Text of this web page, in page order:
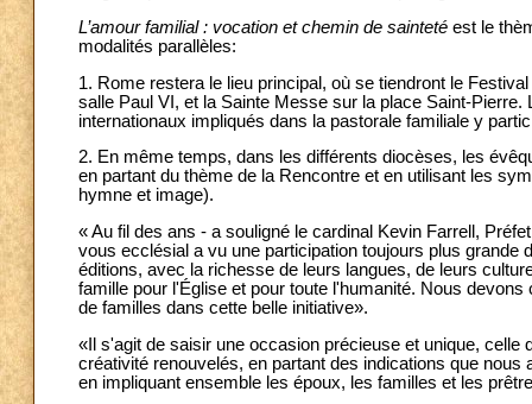
L’amour familial : vocation et chemin de sainteté est le
modalités parallèles:
1. Rome restera le lieu principal, où se tiendront le
salle Paul VI, et la Sainte Messe sur la place Saint-
internationaux impliqués dans la pastorale familiale y
2. En même temps, dans les différents diocèses, les
en partant du thème de la Rencontre et en utilisant les
hymne et image).
« Au fil des ans - a souligné le cardinal Kevin Farrell,
vous ecclésial a vu une participation toujours plus
éditions, avec la richesse de leurs langues, de leurs
famille pour l'Église et pour toute l'humanité. Nous
de familles dans cette belle initiative».
«Il s'agit de saisir une occasion précieuse et unique,
créativité renouvelés, en partant des indications que nous
en impliquant ensemble les époux, les familles et les